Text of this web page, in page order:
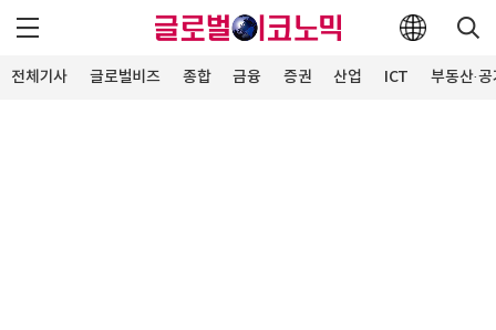
전체기사 글로벌비즈 종합 금융 증권 산업 ICT 부동산·